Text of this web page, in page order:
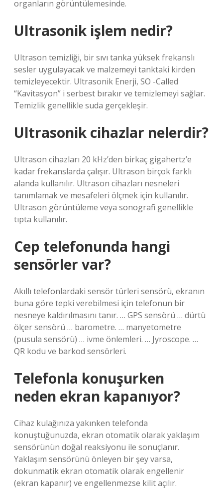
organların görüntülemesinde.
Ultrasonik işlem nedir?
Ultrason temizliği, bir sıvı tanka yüksek frekanslı
sesler uygulayacak ve malzemeyi tanktaki kirden
temizleyecektir. Ultrasonik Enerji, SO -Called
“Kavitasyon” i serbest bırakır ve temizlemeyi sağlar.
Temizlik genellikle suda gerçekleşir.
Ultrasonik cihazlar nelerdir?
Ultrason cihazları 20 kHz’den birkaç gigahertz’e
kadar frekanslarda çalışır. Ultrason birçok farklı
alanda kullanılır. Ultrason cihazları nesneleri
tanımlamak ve mesafeleri ölçmek için kullanılır.
Ultrason görüntüleme veya sonografi genellikle
tıpta kullanılır.
Cep telefonunda hangi
sensörler var?
Akıllı telefonlardaki sensör türleri sensörü, ekranın
buna göre tepki verebilmesi için telefonun bir
nesneye kaldırılmasını tanır. … GPS sensörü … dürtü
ölçer sensörü … barometre. … manyetometre
(pusula sensörü) … ivme önlemleri. … Jyroscope. …
QR kodu ve barkod sensörleri.
Telefonla konuşurken
neden ekran kapanıyor?
Cihaz kulağınıza yakınken telefonda
konuştuğunuzda, ekran otomatik olarak yaklaşım
sensörünün doğal reaksiyonu ile sonuçlanır.
Yaklaşım sensörünü önleyen bir şey varsa,
dokunmatik ekran otomatik olarak engellenir
(ekran kapanır) ve engellenmezse kilit açılır.